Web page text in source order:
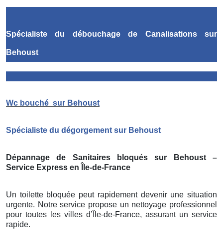
Spécialiste du débouchage de Canalisationssur
Behoust
Wc bouché sur Behoust
Spécialiste du dégorgement sur Behoust
Dépannage de Sanitaires bloqués sur Behoust –
Service Express en Île-de-France
Un toilette bloquée peut rapidement devenir une situation
urgente. Notre service propose un nettoyage professionnel
pour toutes les villes d’Île-de-France, assurant un service
rapide.